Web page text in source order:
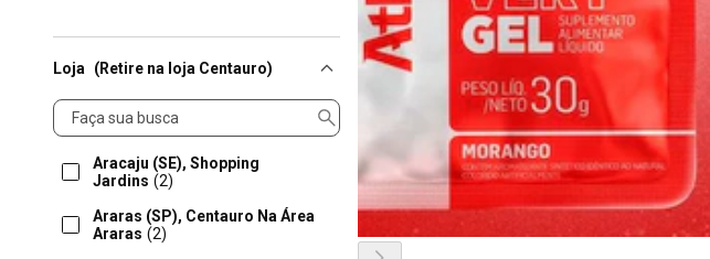
Loja (Retire na loja Centauro)
Loja
Aracaju (SE), Shopping
Jardins (2)
Araras (SP), Centauro Na Área
Araras (2)